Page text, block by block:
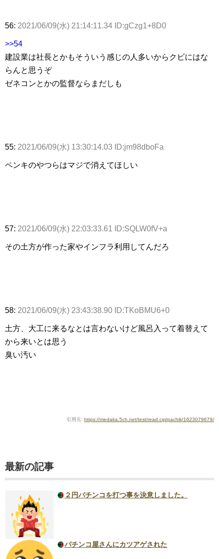
56: 2021/06/09(水) 21:14:11.34 ID:gCzg1+8D0
>>54
建設業は社長とかもそういう感じの人多いからクビにはな
らんと思うぞ
ゼネコンとかの監督ならまだしも
55: 2021/06/09(水) 13:30:14.03 ID:jm98dboFa
ペンキのやつらはマジで消えてほしい
57: 2021/06/09(水) 22:03:33.61 ID:SQLW0fV+a
その土方が作った家やインフラ利用してんだろ
58: 2021/06/09(水) 23:43:38.90 ID:TKoBMU6+0
土方、大工に来るなとは言わないけど風呂入って着替えて
から来いとは思う
臭い汚い
引用元: https://medaka.5ch.net/test/read.cgi/pachik/1623079679/
最新の記事
２円パチンコを打つ事を決意しました。
パチンコ屋さんにカツアゲされた